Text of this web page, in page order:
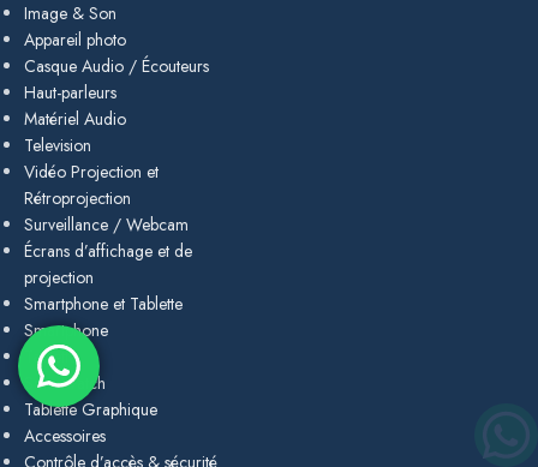
Image & Son
Appareil photo
Casque Audio / Écouteurs
Haut-parleurs
Matériel Audio
Television
Vidéo Projection et
Rétroprojection
Surveillance / Webcam
Écrans d’affichage et de
projection
Smartphone et Tablette
Smartphone
Tablette
Smartwatch
Tablette Graphique
Accessoires
Contrôle d’accès & sécurité